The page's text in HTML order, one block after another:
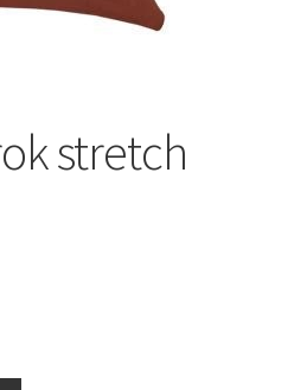
stretch